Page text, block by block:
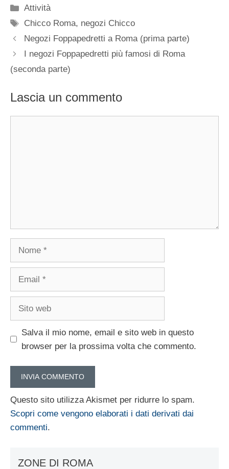
Categorie
Attività
Tag
Chicco Roma, negozi Chicco
Negozi Foppapedretti a Roma (prima parte)
I negozi Foppapedretti più famosi di Roma
(seconda parte)
Lascia un commento
Nome
Email
Sito
Salva il mio nome, email e sito web in questo
browser per la prossima volta che commento.
Questo sito utilizza Akismet per ridurre lo spam.
Scopri come vengono elaborati i dati derivati dai
commenti.
ZONE DI ROMA